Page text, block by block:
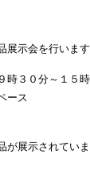
示会を行います
３０分～１５
ース
展示されてい